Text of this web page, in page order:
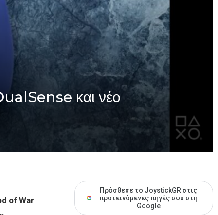
και νέο
of War
Πρόσθεσε το JoystickGR στις
προτεινόμενες πηγές σου στη
Google